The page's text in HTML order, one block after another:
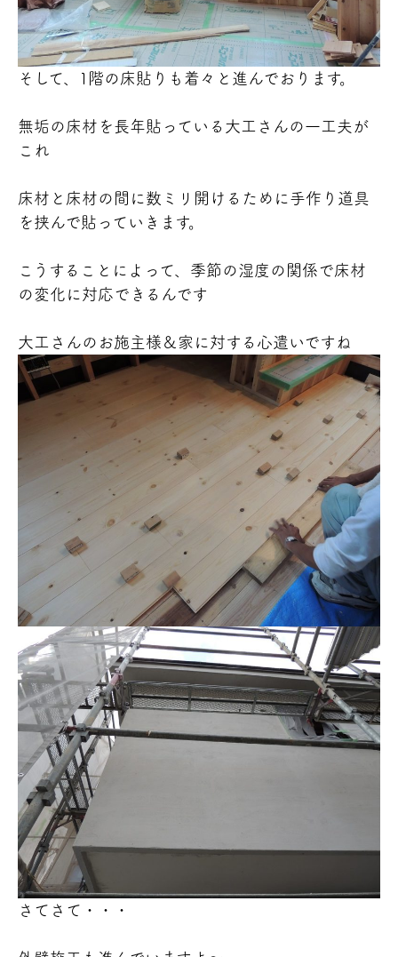
そして、1階の床貼りも着々と進んでおります。
無垢の床材を長年貼っている大工さんの一工夫が
これ
床材と床材の間に数ミリ開けるために手作り道具
を挟んで貼っていきます。
こうすることによって、季節の湿度の関係で床材
の変化に対応できるんです
大工さんのお施主様＆家に対する心遣いですね
さてさて・・・